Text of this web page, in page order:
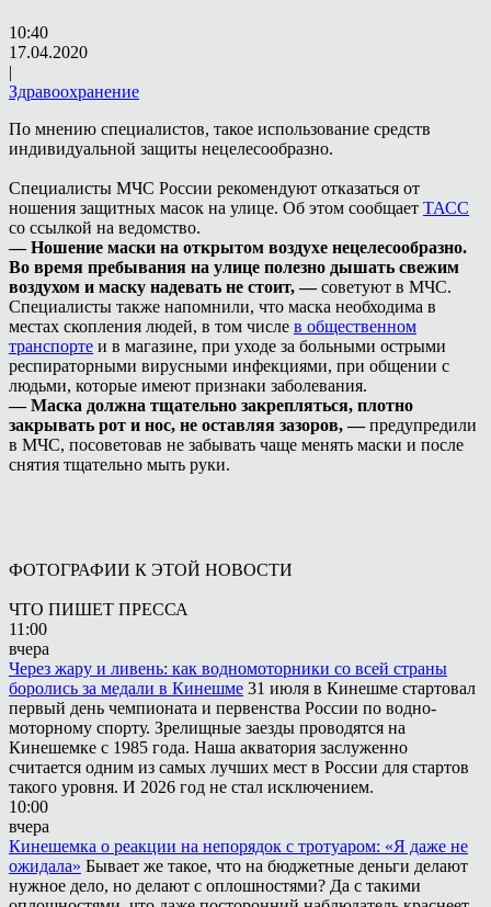
10:40
17.04.2020
|
Здравоохранение
По мнению специалистов, такое использование средств
индивидуальной защиты нецелесообразно.
Специалисты МЧС России рекомендуют отказаться от
ношения защитных масок на улице. Об этом сообщает ТАСС
со ссылкой на ведомство.
— Ношение маски на открытом воздухе нецелесообразно.
Во время пребывания на улице полезно дышать свежим
воздухом и маску надевать не стоит, —советуют в МЧС.
Специалисты также напомнили, что маска необходима в
местах скопления людей, в том числе в общественном
транспорте и в магазине, при уходе за больными острыми
респираторными вирусными инфекциями, при общении с
людьми, которые имеют признаки заболевания.
— Маска должна тщательно закрепляться, плотно
закрывать рот и нос, не оставляя зазоров, —предупредили
в МЧС, посоветовав не забывать чаще менять маски и после
снятия тщательно мыть руки.
ФОТОГРАФИИ К ЭТОЙ НОВОСТИ
ЧТО ПИШЕТ ПРЕССА
11:00
вчера
Через жару и ливень: как водномоторники со всей страны
боролись за медали в Кинешме 31 июля в Кинешме стартовал
первый день чемпионата и первенства России по водно-
моторному спорту. Зрелищные заезды проводятся на
Кинешемке с 1985 года. Наша акватория заслуженно
считается одним из самых лучших мест в России для стартов
такого уровня. И 2026 год не стал исключением.
10:00
вчера
Кинешемка о реакции на непорядок с тротуаром: «Я даже не
ожидала» Бывает же такое, что на бюджетные деньги делают
нужное дело, но делают с оплошностями? Да с такими